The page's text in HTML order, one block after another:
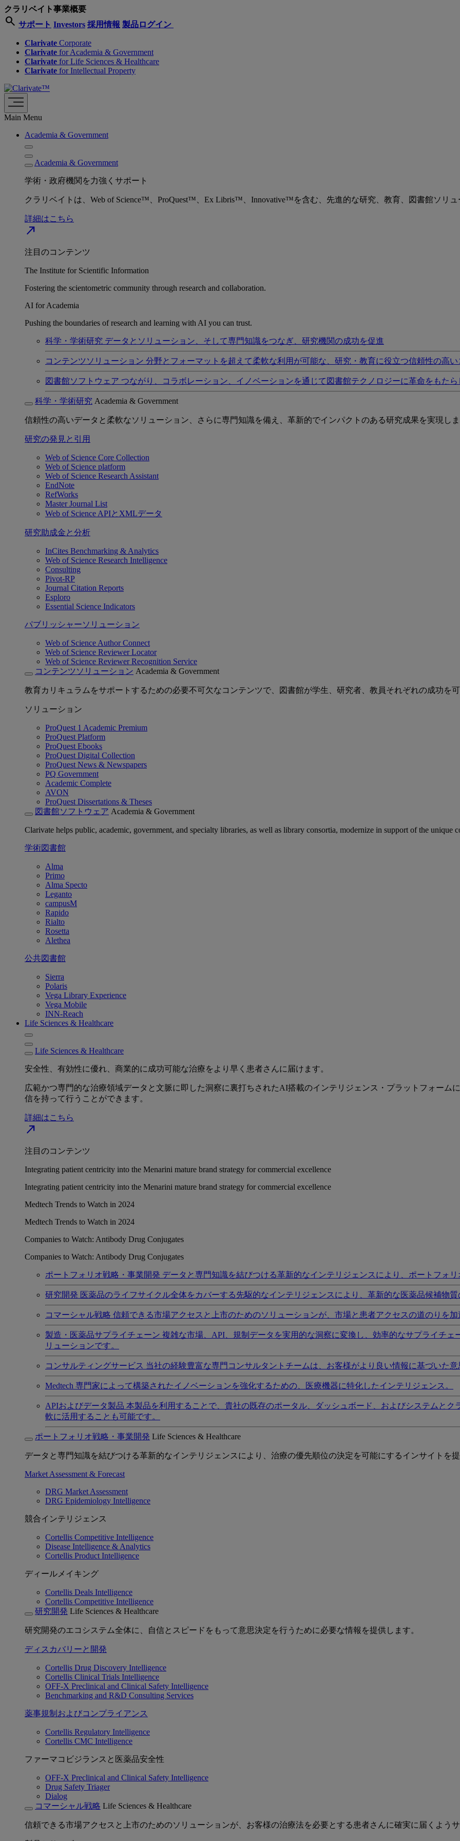
クラリベイト事業概要
search サポート Investors 採用情報 製品ログイン
Clarivate Corporate
Clarivate for Academia & Government
Clarivate for Life Sciences & Healthcare
Clarivate for Intellectual Property
Main Menu
Academia & Government
Academia & Government
学術・政府機関を力強くサポート
クラリベイトは、Web of Science™、ProQuest™、Ex Libris™、Innovative™を含む、先進的な研究、教育、図書館ソリュ
詳細はこちら
north_east
注目のコンテンツ
The Institute for Scientific Information
Fostering the scientometric community through research and collaboration.
AI for Academia
Pushing the boundaries of research and learning with AI you can trust.
科学・学術研究 データとソリューション、そして専門知識をつなぎ、研究機関の成功を促進
コンテンツソリューション 分野とフォーマットを超えて柔軟な利用が可能な、研究・教育に役立つ信頼性の高い
図書館ソフトウェア つながり、コラボレーション、イノベーションを通じて図書館テクノロジーに革命をもたら
科学・学術研究 Academia & Government
信頼性の高いデータと柔軟なソリューション、さらに専門知識を備え、革新的でインパクトのある研究成果を実現しま
研究の発見と引用
Web of Science Core Collection
Web of Science platform
Web of Science Research Assistant
EndNote
RefWorks
Master Journal List
Web of Science APIとXMLデータ
研究助成金と分析
InCites Benchmarking & Analytics
Web of Science Research Intelligence
Consulting
Pivot-RP
Journal Citation Reports
Esploro
Essential Science Indicators
パブリッシャーソリューション
Web of Science Author Connect
Web of Science Reviewer Locator
Web of Science Reviewer Recognition Service
コンテンツソリューション Academia & Government
教育カリキュラムをサポートするための必要不可欠なコンテンツで、図書館が学生、研究者、教員それぞれの成功を
ソリューション
ProQuest 1 Academic Premium
ProQuest Platform
ProQuest Ebooks
ProQuest Digital Collection
ProQuest News & Newspapers
PQ Government
Academic Complete
AVON
ProQuest Dissertations & Theses
図書館ソフトウェア Academia & Government
Clarivate helps public, academic, government, and specialty libraries, as well as library consortia, modernize in support of the unique
学術図書館
Alma
Primo
Alma Specto
Leganto
campusM
Rapido
Rialto
Rosetta
Alethea
公共図書館
Sierra
Polaris
Vega Library Experience
Vega Mobile
INN-Reach
Life Sciences & Healthcare
Life Sciences & Healthcare
安全性、有効性に優れ、商業的に成功可能な治療をより早く患者さんに届けます。
広範かつ専門的な治療領域データと文脈に即した洞察に裏打ちされたAI搭載のインテリジェンス・プラットフォーム
信を持って行うことができます。
詳細はこちら
north_east
注目のコンテンツ
Integrating patient centricity into the Menarini mature brand strategy for commercial excellence
Integrating patient centricity into the Menarini mature brand strategy for commercial excellence
Medtech Trends to Watch in 2024
Medtech Trends to Watch in 2024
Companies to Watch: Antibody Drug Conjugates
Companies to Watch: Antibody Drug Conjugates
ポートフォリオ戦略・事業開発 データと専門知識を結びつける革新的なインテリジェンスにより、ポートフォリ
研究開発 医薬品のライフサイクル全体をカバーする先駆的なインテリジェンスにより、革新的な医薬品候補物
コマーシャル戦略 信頼できる市場アクセスと上市のためのソリューションが、市場と患者アクセスの道のりを加
製造・医薬品サプライチェーン 複雑な市場、API、規制データを実用的な洞察に変換し、効率的なサプライチ
リューションです。
コンサルティングサービス 当社の経験豊富な専門コンサルタントチームは、お客様がより良い情報に基づいた意
Medtech 専門家によって構築されたイノベーションを強化するための、医療機器に特化したインテリジェンス。
APIおよびデータ製品 本製品を利用することで、貴社の既存のポータル、ダッシュボード、およびシステムと
軟に活用することも可能です。
ポートフォリオ戦略・事業開発 Life Sciences & Healthcare
データと専門知識を結びつける革新的なインテリジェンスにより、治療の優先順位の決定を可能にするインサイトを提
Market Assessment & Forecast
DRG Market Assessment
DRG Epidemiology Intelligence
競合インテリジェンス
Cortellis Competitive Intelligence
Disease Intelligence & Analytics
Cortellis Product Intelligence
ディールメイキング
Cortellis Deals Intelligence
Cortellis Competitive Intelligence
研究開発 Life Sciences & Healthcare
研究開発のエコシステム全体に、自信とスピードをもって意思決定を行うために必要な情報を提供します。
ディスカバリーと開発
Cortellis Drug Discovery Intelligence
Cortellis Clinical Trials Intelligence
OFF-X Preclinical and Clinical Safety Intelligence
Benchmarking and R&D Consulting Services
薬事規制およびコンプライアンス
Cortellis Regulatory Intelligence
Cortellis CMC Intelligence
ファーマコビジランスと医薬品安全性
OFF-X Preclinical and Clinical Safety Intelligence
Drug Safety Triager
Dialog
コマーシャル戦略 Life Sciences & Healthcare
信頼できる市場アクセスと上市のためのソリューションが、お客様の治療法を必要とする患者さんに確実に届くようサ